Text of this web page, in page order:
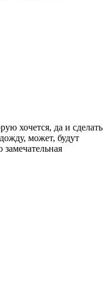
хочется, да и сделать
может, будут